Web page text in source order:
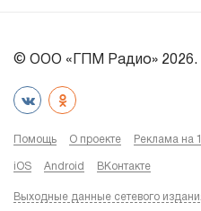
© ООО «ГПМ Радио» 2026.
Помощь О проекте Реклама на
iOS Android ВКонтакте
Выходные данные сетевого